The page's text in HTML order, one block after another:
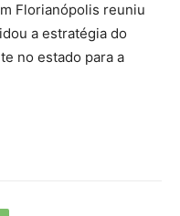
Florianópolis reuniu
a estratégia do
no estado para a